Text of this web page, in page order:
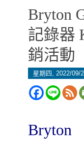
Bryton
記錄器
銷活動
星期四, 2022/09/
Bryton